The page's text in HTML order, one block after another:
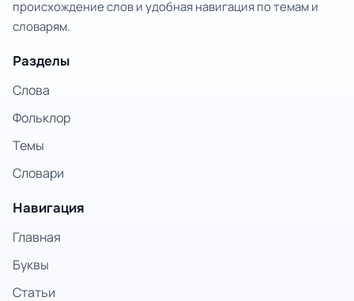
происхождение слов и удобная навигация по темам и
словарям.
Разделы
Слова
Фольклор
Темы
Словари
Навигация
Главная
Буквы
Статьи